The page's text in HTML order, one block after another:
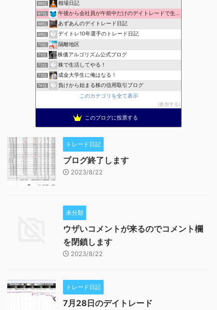
66位 相場日記
67位 午後から会社員が午前中だけのデイトレードで生活費を稼ぐ！
68位 あずあんのデイトレード日記
69位 デイトレ10年選手のトレード日記
70位 隔離地区
71位 株価アルゴリズム公式ブログ
72位 株で生活してやる！
73位 成金大学生に俺はなる！
74位
負けから始まる株の信用取引ブログ
このカテゴリを全て表示
参加する
このブログに投票する
トレード日記
ブログ終了します
2023/8/22
未分類
ウザいコメントが来るのでコメント欄
を閉鎖します
2023/8/22
トレード日記
7月28日のデイトレード